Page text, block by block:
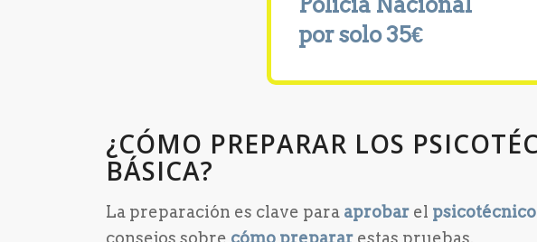
Policía Nacional
por solo 35€
¿CÓMO PREPARAR LOS
BÁSICA?
La preparación es clave para aprobar el
consejos sobre cómo preparar estas pruebas.